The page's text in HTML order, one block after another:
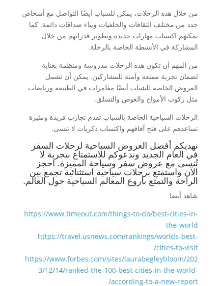
من خلال هذه الرحلات، يمكن للشباب أيضًا التواصل مع أشخاص
جدد من مختلف الثقافات والخلفيات وبناء صداقات دائمة. كما
يمكنهم اكتساب مهارات جديدة وتطوير قدراتهم من خلال
المشاركة في الأنشطة الخاصة بالرحلة.
من المهم أن تكون هذه الرحلات مدروسة ومنظمة بعناية
لضمان تجربة ممتعة وآمنة للمشاركين. يمكن أن تشمل
العروض الخاصة للشباب أيضًا مغامرات في الطبيعة ورياضات
مثل ركوب الأمواج والغوص والتسلق.
الرحلات السياحية الخاصة بالشباب تقدم تجارب فريدة ومثيرة
تساعدهم على فتح آفاقهم واكتساب ذكريات لا تنسى.
نهديكم أفضل العروض السياحية لرحلات السفر
في العام الجديد وندعوكم للاستمتاع بتجربة لا
تُنسى مع عروض سفر وسياحة المميزة. احجز
الآن واستمتع برحلات سياحية استثنائية تجمع بين
الراحة والتمتع بأروع المعالم السياحية حول العالم.
شاهد أيضا
https://www.timeout.com/things-to-do/best-cities-in-
the-world
https://travel.usnews.com/rankings/worlds-best-
cities-to-visit/
https://www.forbes.com/sites/laurabegleybloom/202
3/12/14/ranked-the-100-best-cities-in-the-world-
according-to-a-new-report/